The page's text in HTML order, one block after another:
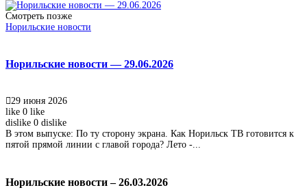
Смотреть позже
Норильские новости
Норильские новости — 29.06.2026
29 июня 2026
like 0 like
dislike 0 dislike
В этом выпуске: По ту сторону экрана. Как Норильск ТВ готовится к
пятой прямой линии с главой города? Лето -...
Норильские новости – 26.03.2026